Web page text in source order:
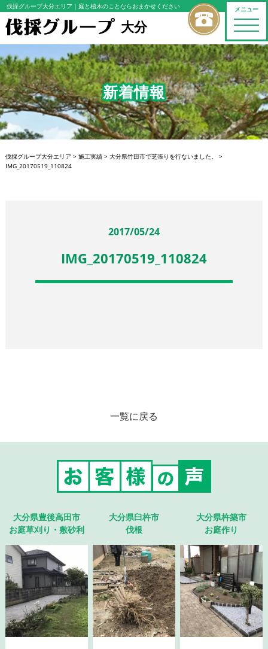
メニュー
toggle
伐採グループ大分エリア ｜庭と植木のことならおまかせください
大分
新着情報
伐採グループ大分エリア > 施工実績> 大分県竹田市で芝張りを行ないました。
>
IMG_20170519_110824
2017/05/24
IMG_20170519_110824
一覧に戻る
大分県豊後高田市
お庭草刈り・敷砂利
大分県臼杵市
伐根
大分県杵築市
お庭作り